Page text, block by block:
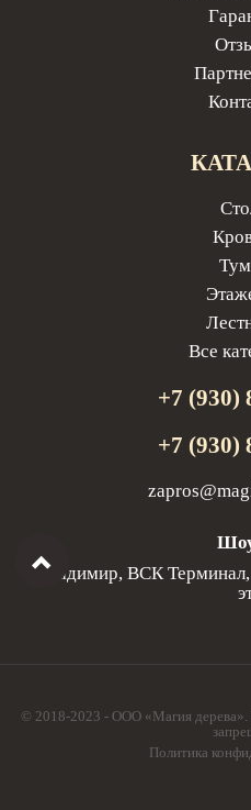
Все
+7 (930)
+7 (930)
г. Владимир, ВСК
© 2018-2023 - ООО «Магия
Политика